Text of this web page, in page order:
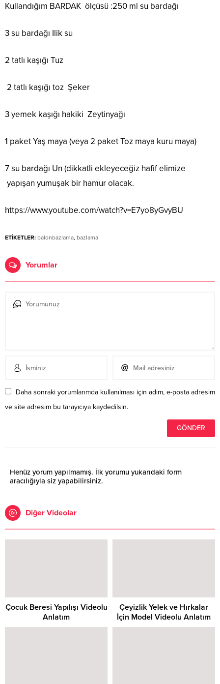
Kullandığım BARDAK ölçüsü :250 ml su bardağı
3 su bardağı Ilik su
2 tatlı kaşığı Tuz
2 tatlı kaşığı toz Şeker
3 yemek kaşığı hakiki Zeytinyağı
1 paket Yaş maya (veya 2 paket Toz maya kuru maya)
7 su bardağı Un (dikkatli ekleyeceğiz hafif elimize
yapışan yumuşak bir hamur olacak.
https://www.youtube.com/watch?v=E7yo8yGvyBU
ETİKETLER: balonbazlama, bazlama
Yorumlar
Daha sonraki yorumlarımda kullanılması için adım, e-posta adresim
ve site adresim bu tarayıcıya kaydedilsin.
Henüz yorum yapılmamış. İlk yorumu yukarıdaki form
aracılığıyla siz yapabilirsiniz.
Diğer Videolar
Çocuk Beresi Yapılışı Videolu
Anlatım
Çeyizlik Yelek ve Hırkalar
İçin Model Videolu Anlatım